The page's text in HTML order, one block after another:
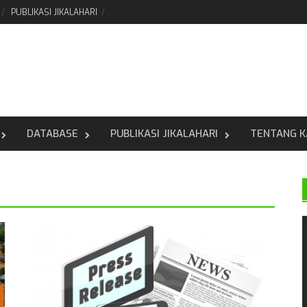
PUBLIKASI JIKALAHARI
DATABASE PUBLIKASI JIKALAHARI TENTANG